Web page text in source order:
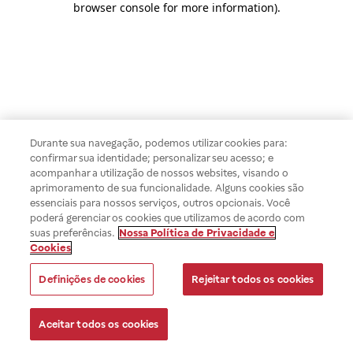
browser console for more information).
Durante sua navegação, podemos utilizar cookies para:
confirmar sua identidade; personalizar seu acesso; e
acompanhar a utilização de nossos websites, visando o
aprimoramento de sua funcionalidade. Alguns cookies são
essenciais para nossos serviços, outros opcionais. Você
poderá gerenciar os cookies que utilizamos de acordo com
suas preferências. Nossa Política de Privacidade e
Cookies
Definições de cookies Rejeitar todos os cookies
Aceitar todos os cookies